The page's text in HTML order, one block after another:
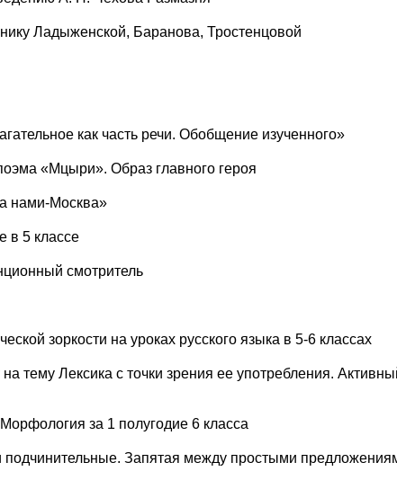
Ладыженской, Баранова, Тростенцовой
как часть речи. Обобщение изученного»
«Мцыри». Образ главного героя
нами-Москва»
в 5 классе
смотритель
зоркости на уроках русского языка в 5-6 классах
тему Лексика с точки зрения ее употребления.
за 1 полугодие 6 класса
Запятая между простыми